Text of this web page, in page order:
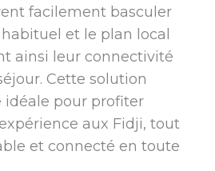
facilement basculer
et le plan local
ainsi leur connectivité
Cette solution
idéale pour profiter
aux Fidji, tout
et connecté en toute